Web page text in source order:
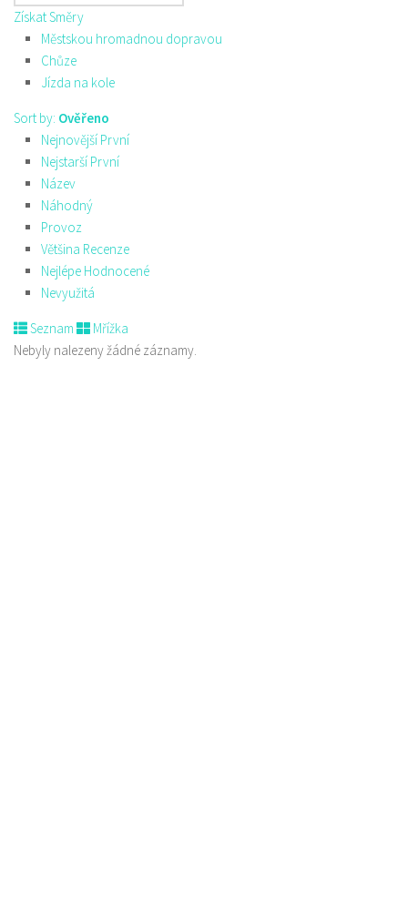
Získat Směry
Městskou hromadnou dopravou
Chůze
Jízda na kole
Sort by: Ověřeno
Nejnovější První
Nejstarší První
Název
Náhodný
Provoz
Většina Recenze
Nejlépe Hodnocené
Nevyužitá
Seznam
Mřížka
Nebyly nalezeny žádné záznamy.